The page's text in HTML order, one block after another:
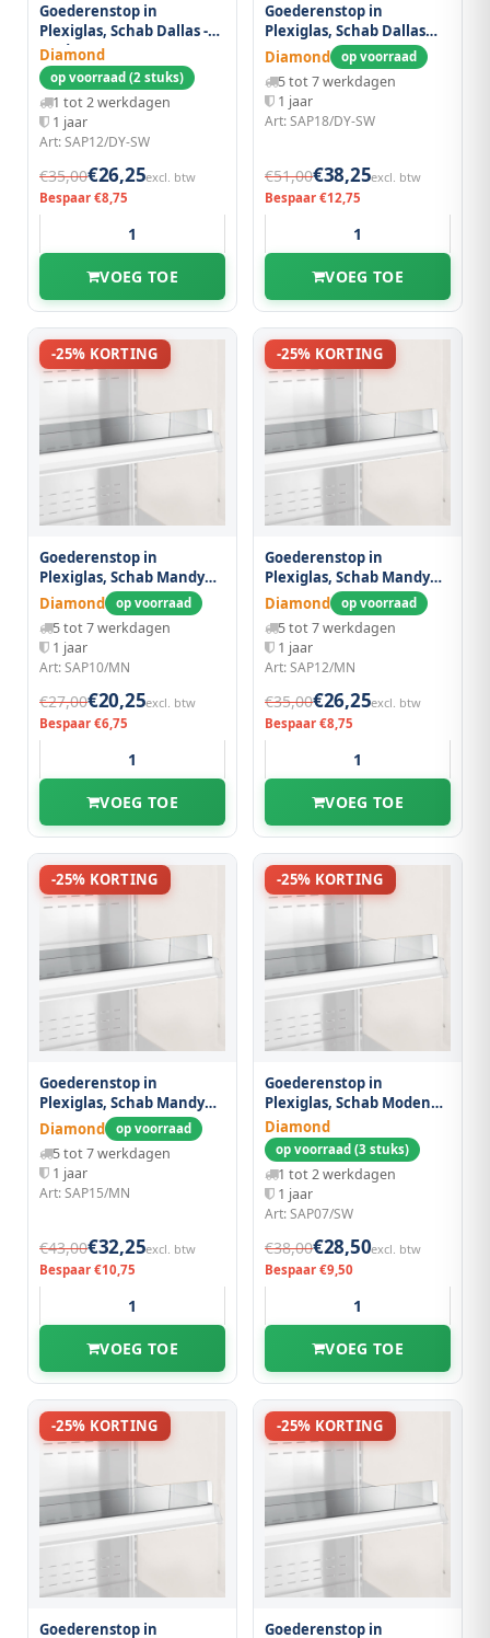
Goederenstop in
Plexiglas, Schab Dallas -
Modena 1200 mm
Diamond
op voorraad (2 stuks)
1 tot 2 werkdagen
1 jaar
Art: SAP12/DY-SW
€35,00€26,25excl. btw
Bespaar €8,75
VOEG TOE
Goederenstop in
Plexiglas, Schab Dallas
1800 mm
Diamond op voorraad
5 tot 7 werkdagen
1 jaar
Art: SAP18/DY-SW
€51,00€38,25excl. btw
Bespaar €12,75
VOEG TOE
-25% KORTING
Goederenstop in
Plexiglas, Schab Mandy
1000 mm
Diamond op voorraad
5 tot 7 werkdagen
1 jaar
Art: SAP10/MN
€27,00€20,25excl. btw
Bespaar €6,75
VOEG TOE
-25% KORTING
Goederenstop in
Plexiglas, Schab Mandy
1200 mm
Diamond op voorraad
5 tot 7 werkdagen
1 jaar
Art: SAP12/MN
€35,00€26,25excl. btw
Bespaar €8,75
VOEG TOE
-25% KORTING
Goederenstop in
Plexiglas, Schab Mandy
1500 mm
Diamond op voorraad
5 tot 7 werkdagen
1 jaar
Art: SAP15/MN
€43,00€32,25excl. btw
Bespaar €10,75
VOEG TOE
-25% KORTING
Goederenstop in
Plexiglas, Schab Modena
700 mm
Diamond
op voorraad (3 stuks)
1 tot 2 werkdagen
1 jaar
Art: SAP07/SW
€38,00€28,50excl. btw
Bespaar €9,50
VOEG TOE
-25% KORTING
Goederenstop in
-25% KORTING
Goederenstop in